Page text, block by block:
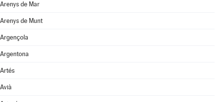
Arenys de Mar
Arenys de Munt
Argençola
Argentona
Artés
Avià